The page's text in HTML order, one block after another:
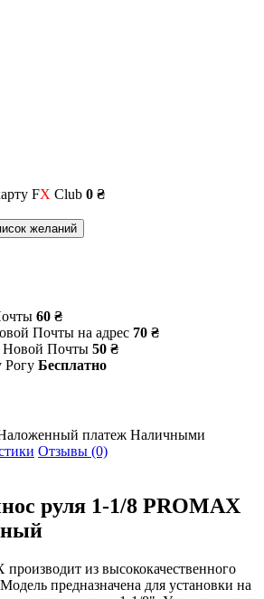
FX Club 0 ₴
желаний
60 ₴
Почты на адрес 70 ₴
Новой Почты 50 ₴
Рогу Бесплатно
платеж Наличными
Отзывы (0)
руля 1-1/8 PROMAX
из высококачественного
предназначена для установки на